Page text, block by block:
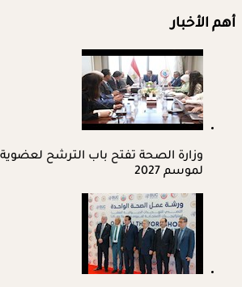
أهم الأخبار
وزارة الصحة تفتح باب الترشح
لموسم 2027